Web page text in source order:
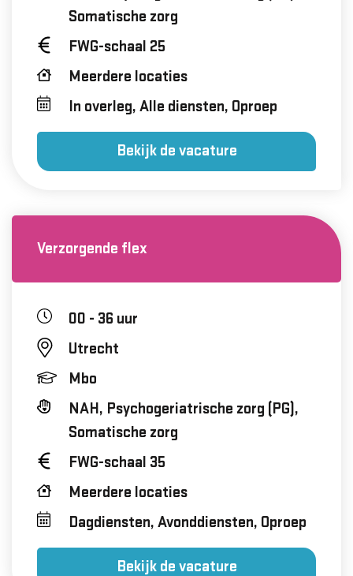
Somatische zorg
FWG-schaal 25
Meerdere locaties
In overleg, Alle diensten, Oproep
Bekijk de vacature
Verzorgende flex
00 - 36 uur
Utrecht
Mbo
NAH, Psychogeriatrische zorg (PG),
Somatische zorg
FWG-schaal 35
Meerdere locaties
Dagdiensten, Avonddiensten, Oproep
Bekijk de vacature